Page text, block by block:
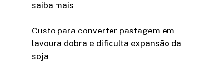
saiba mais
Custo para converter pastagem em
lavoura dobra e dificulta expansão da
soja